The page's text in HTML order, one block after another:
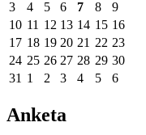
3 4 5 6 7 8
9
10 11 12 13 14 15 16
17 18 19 20 21 22 23
24 25 26 27 28 29 30
31 1 2 3 4 5 6
Anketa